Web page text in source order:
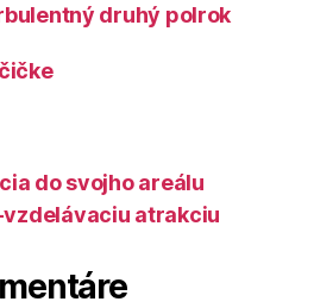
druhý polrok
do svojho areálu
atrakciu